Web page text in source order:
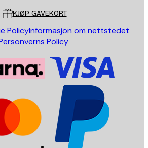
KJØP GAVEKORT
PolicyInformasjon om nettstedet
Policy